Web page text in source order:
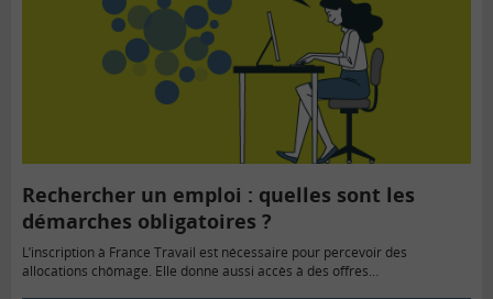
Rechercher un emploi : quelles sont les
démarches obligatoires ?
L’inscription à France Travail est nécessaire pour percevoir des
allocations chômage. Elle donne aussi accès à des offres…